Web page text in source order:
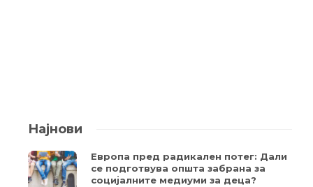
Најнови
Европа пред радикален потег: Дали
се подготвува општа забрана за
социјалните медиуми за деца?